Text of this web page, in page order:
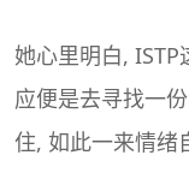
她心里明白,
应便是去寻找一
住, 如此一来情绪